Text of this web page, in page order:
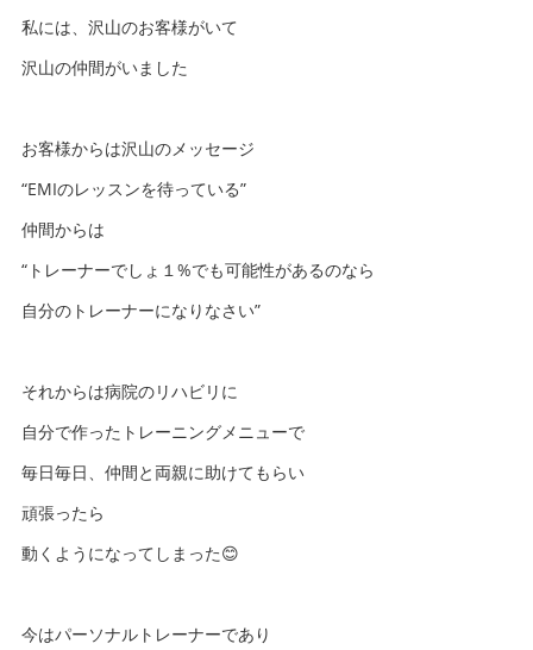
私には、沢山のお客様がいて
沢山の仲間がいました
お客様からは沢山のメッセージ
“EMIのレッスンを待っている”
仲間からは
“トレーナーでしょ１%でも可能性があるのなら
自分のトレーナーになりなさい”
それからは病院のリハビリに
自分で作ったトレーニングメニューで
毎日毎日、仲間と両親に助けてもらい
頑張ったら
動くようになってしまった😊
今はパーソナルトレーナーであり